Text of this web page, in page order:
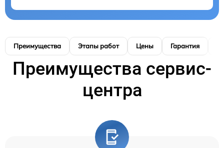
Преимущества Этапы работ Цены Гарантия
Преимущества сервис-
центра